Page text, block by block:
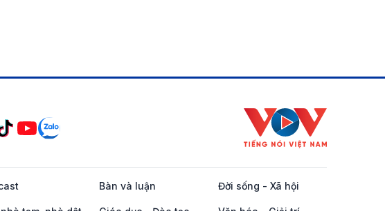
Bàn và luận Đời sống - Xã hội